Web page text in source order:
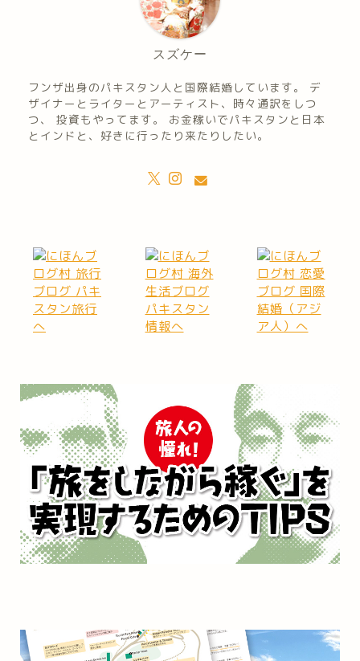
スズケー
フンザ出身のパキスタン人と国際結婚しています。 デ
ザイナーとライターとアーティスト、時々通訳をしつ
つ、 投資もやってます。 お金稼いでパキスタンと日本
とインドと、好きに行ったり来たりしたい。